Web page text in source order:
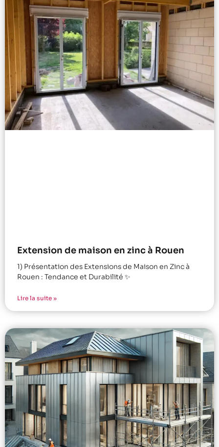
Extension de maison en zinc à Rouen
1) Présentation des Extensions de Maison en Zinc à
Rouen : Tendance et Durabilité ✨
Lire la suite »